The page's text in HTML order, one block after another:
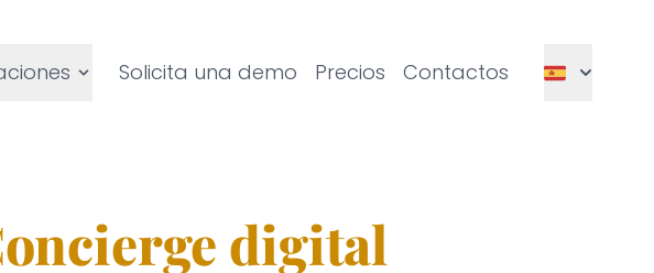
Solicita una demo Precios Contactos
digital